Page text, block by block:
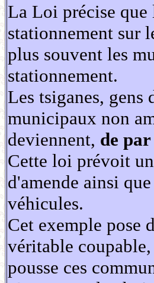
La Loi précise
stationnement sur
plus souvent les
stationnement.
Les tsiganes,
municipaux non
deviennent, de
Cette loi prévoit
d'amende ainsi
véhicules.
Cet exemple pose
véritable
pousse ces